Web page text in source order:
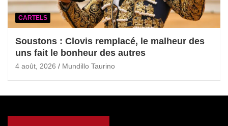
CARTELS
Soustons : Clovis remplacé, le malheur des
uns fait le bonheur des autres
4 août, 2026 Mundillo Taurino